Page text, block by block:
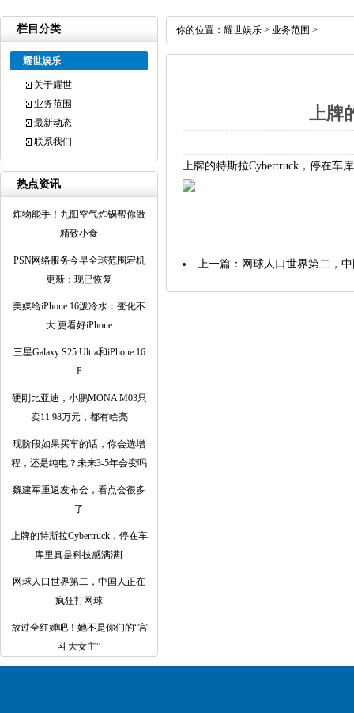
栏目分类
耀世娱乐
关于耀世
业务范围
最新动态
联系我们
热点资讯
炸物能手！九阳空气炸锅帮你做
精致小食
PSN网络服务今早全球范围宕机
更新：现已恢复
美媒给iPhone 16泼冷水：变化不
大 更看好iPhone
三星Galaxy S25 Ultra和iPhone 16
P
硬刚比亚迪，小鹏MONA M03只
卖11.98万元，都有啥亮
现阶段如果买车的话，你会选增
程，还是纯电？未来3-5年会变吗
魏建军重返发布会，看点会很多
了
上牌的特斯拉Cybertruck，停在车
库里真是科技感满满[
网球人口世界第二，中国人正在
疯狂打网球
放过全红婵吧！她不是你们的“宫
斗大女主”
你的位置： 耀世娱乐 > 业务范围 >
上牌
上牌的特斯拉Cybertruck，停在车
上一篇： 网球人口世界第二，